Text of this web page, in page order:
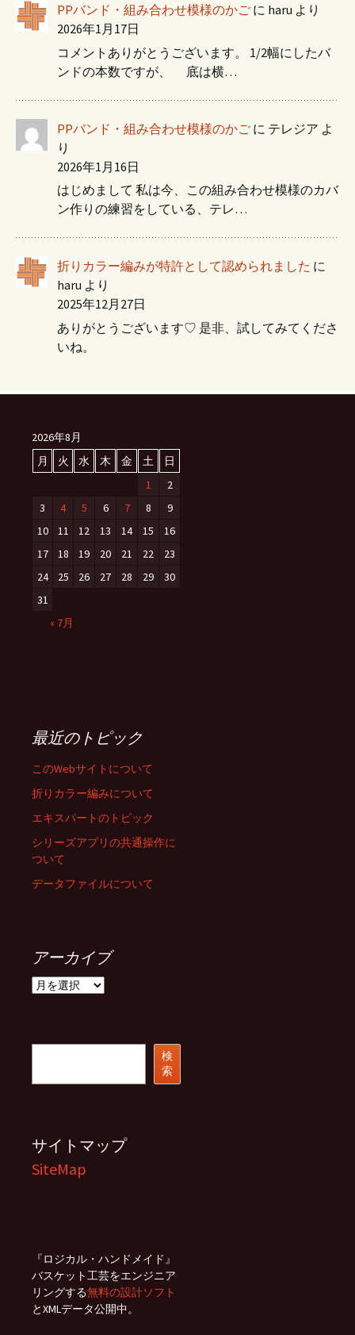
PPバンド・組み合わせ模様のかご に haru より
2026年1月17日
コメントありがとうございます。 1/2幅にしたバ
ンドの本数ですが、 底は横…
PPバンド・組み合わせ模様のかご に テレジア よ
り
2026年1月16日
はじめまして 私は今、この組み合わせ模様のカバ
ン作りの練習をしている、テレ…
折りカラー編みが特許として認められました に
haru より
2025年12月27日
ありがとうございます♡ 是非、試してみてくださ
いね。
2026年8月
月
火 水 木 金 土
日
1
2
3
4 5 6 7 8
9
10
11 12 13 14 15
16
17
18 19 20 21 22
23
24
25 26 27 28 29
30
31
« 7月
最近のトピック
このWebサイトについて
折りカラー編みについて
エキスパートのトピック
シリーズアプリの共通操作に
ついて
データファイルについて
アーカイブ
ア
検
索
サイトマップ
SiteMap
『ロジカル・ハンドメイド』
バスケット工芸をエンジニア
リングする無料の設計ソフト
とXMLデータ公開中。